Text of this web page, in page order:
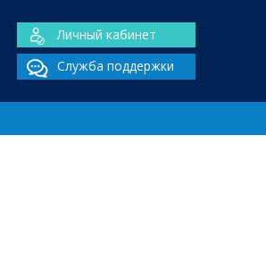
Личный кабинет
Служба поддержки